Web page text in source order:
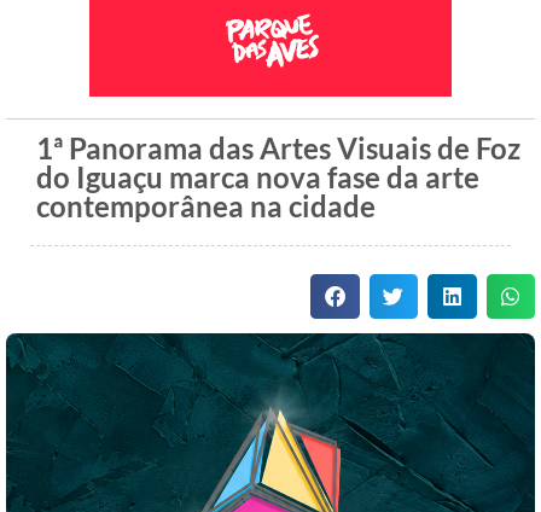
1ª Panorama das Artes Visuais de Foz
do Iguaçu marca nova fase da arte
contemporânea na cidade